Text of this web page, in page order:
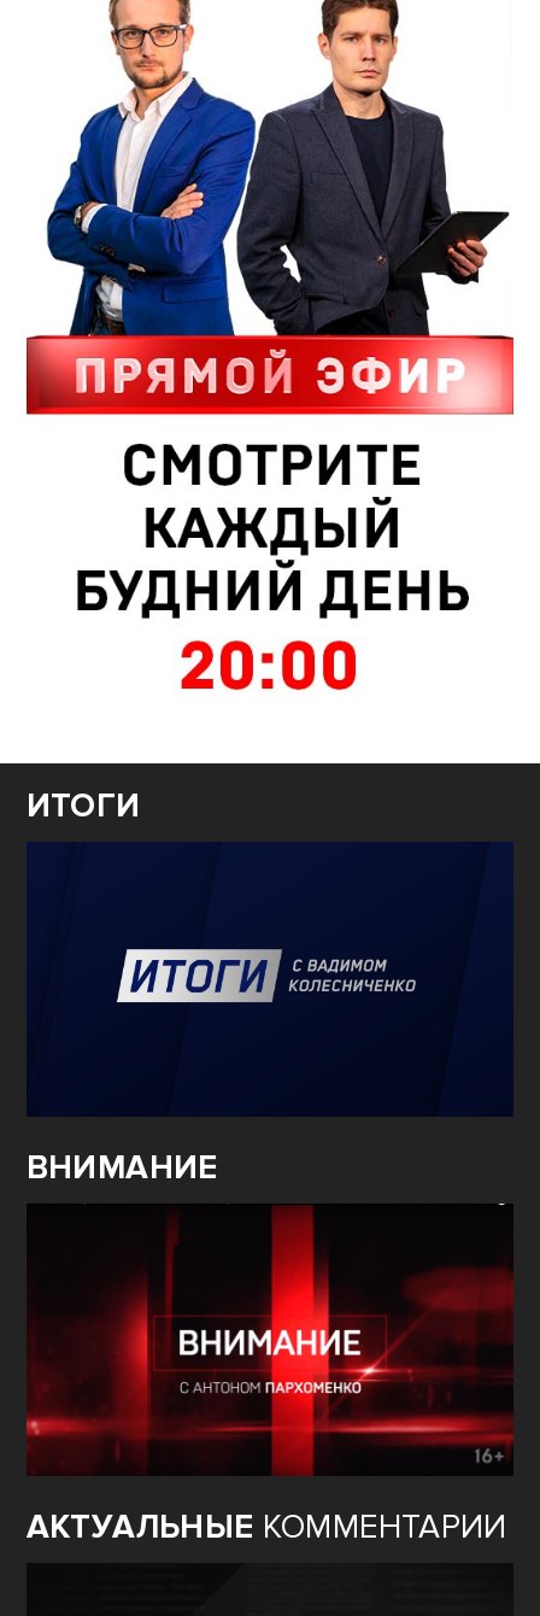
ИТОГИ
ВНИМАНИЕ
АКТУАЛЬНЫЕ КОММЕНТАРИИ